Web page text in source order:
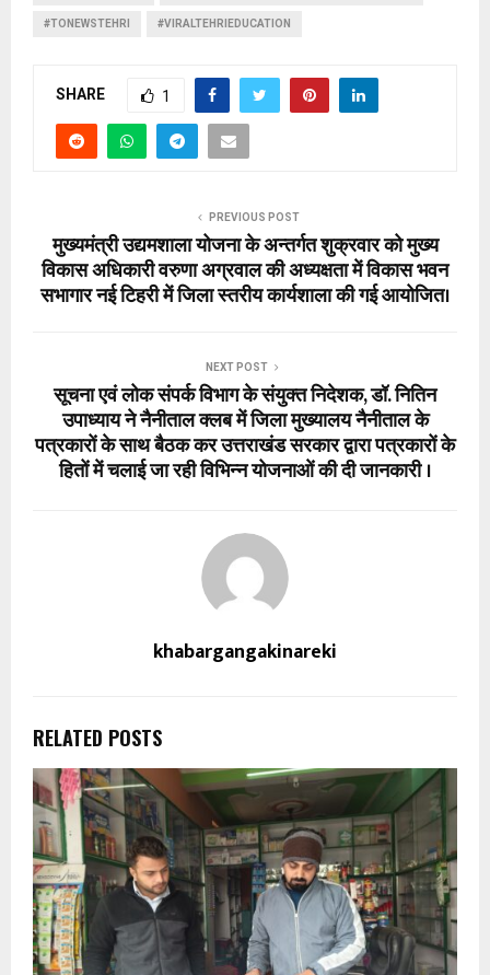
#TONEWSTEHRI #VIRALTEHRIEDUCATION
SHARE 1
PREVIOUS POST
मुख्यमंत्री उद्यमशाला योजना के अन्तर्गत शुक्रवार को मुख्य
विकास अधिकारी वरुणा अग्रवाल की अध्यक्षता में विकास भवन
सभागार नई टिहरी में जिला स्तरीय कार्यशाला की गई आयोजित।
NEXT POST
सूचना एवं लोक संपर्क विभाग के संयुक्त निदेशक, डॉ. नितिन
उपाध्याय ने नैनीताल क्लब में जिला मुख्यालय नैनीताल के
पत्रकारों के साथ बैठक कर उत्तराखंड सरकार द्वारा पत्रकारों के
हितों में चलाई जा रही विभिन्न योजनाओं की दी जानकारी ।
khabargangakinareki
RELATED POSTS